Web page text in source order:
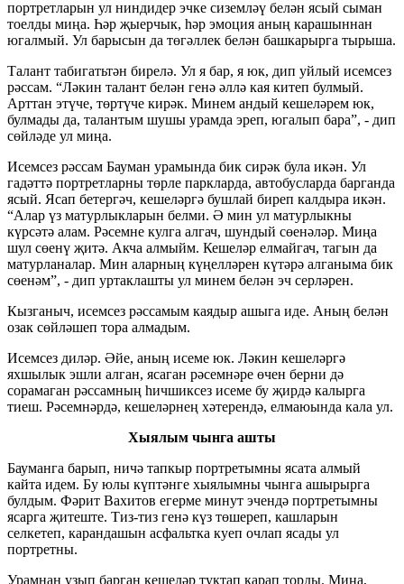
портретларын ул ниндидер эчке сиземләү белән ясый сыман
тоелды миңа. Һәр җыерчык, һәр эмоция аның карашыннан
югалмый. Ул барысын да төгәллек белән башкарырга тырыша.
Талант табигатьтән бирелә. Ул я бар, я юк, дип уйлый исемсез
рәссам. “Ләкин талант белән генә әллә кая китеп булмый.
Арттан этүче, төртүче кирәк. Минем андый кешеләрем юк,
булмады да, талантым шушы урамда эреп, югалып бара”, - дип
сөйләде ул миңа.
Исемсез рәссам Бауман урамында бик сирәк була икән. Ул
гадәттә портретларны төрле паркларда, автобусларда барганда
ясый. Ясап бетергәч, кешеләргә бушлай биреп калдыра икән.
“Алар үз матурлыкларын белми. Ә мин ул матурлыкны
күрсәтә алам. Рәсемне кулга алгач, шундый сөенәләр. Миңа
шул сөенү җитә. Акча алмыйм. Кешеләр елмайгач, тагын да
матурланалар. Мин аларның күңелләрен күтәрә алганыма бик
сөенәм”, - дип уртаклашты ул минем белән эч серләрен.
Кызганыч, исемсез рәссамым каядыр ашыга иде. Аның белән
озак сөйләшеп тора алмадым.
Исемсез диләр. Әйе, аның исеме юк. Ләкин кешеләргә
яхшылык эшли алган, ясаган рәсемнәре өчен берни дә
сорамаган рәссамның һичшиксез исеме бу җирдә калырга
тиеш. Рәсемнәрдә, кешеләрнең хәтерендә, елмаюында кала ул.
Хыялым чынга ашты
Бауманга барып, ничә тапкыр портретымны ясата алмый
кайта идем. Бу юлы күптәнге хыялымны чынга ашырырга
булдым. Фәрит Вахитов егерме минут эчендә портретымны
ясарга җитеште. Тиз-тиз генә күз төшереп, кашларын
селкетеп, карандашын асфальтка куеп очлап ясады ул
портретны.
Урамнан узып барган кешеләр туктап карап торды. Миңа,